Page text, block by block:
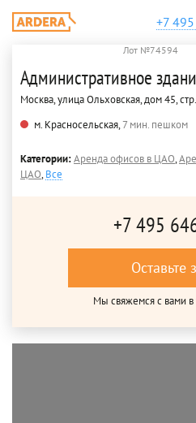
+7
Лот №74594
Административное
Москва, улица Ольховская, дом 45,
м. Красносельская,7 мин. пешком
Категории:Аренда офисов в ЦАО,
ЦАО,Все
+7 495
Оставьте
Мы свяжемся с вами в